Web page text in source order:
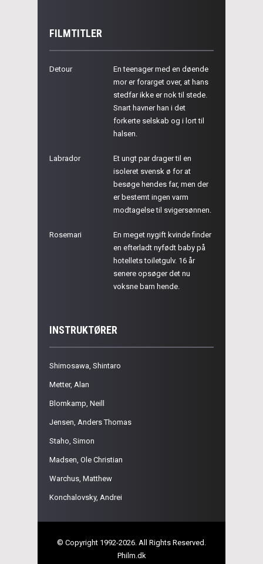
FILMTITLER
Detour
En teenager med en døende
mor er forarget over, at hans
stedfar ikke er nok til stede.
Snart havner han i det
forkerte selskab og i lort til
halsen.
Labrador
Et ungt par drager til en
isoleret svensk ø for at
besøge hendes far, men der
er bestemt ingen varm
modtagelse til svigersønnen.
Rosemari
En meget nygift kvinde finder
en efterladt nyfødt baby på
hotellets toiletgulv. 16 år
senere opsøger det nu
voksne barn hende.
INSTRUKTØRER
Shimosawa, Shintaro
Metter, Alan
Blomkamp, Neill
Jensen, Anders Thomas
Staho, Simon
Madsen, Ole Christian
Warchus, Matthew
Konchalovsky, Andrei
© Copyright 1992-2026. All Rights Reserved.
Philm.dk